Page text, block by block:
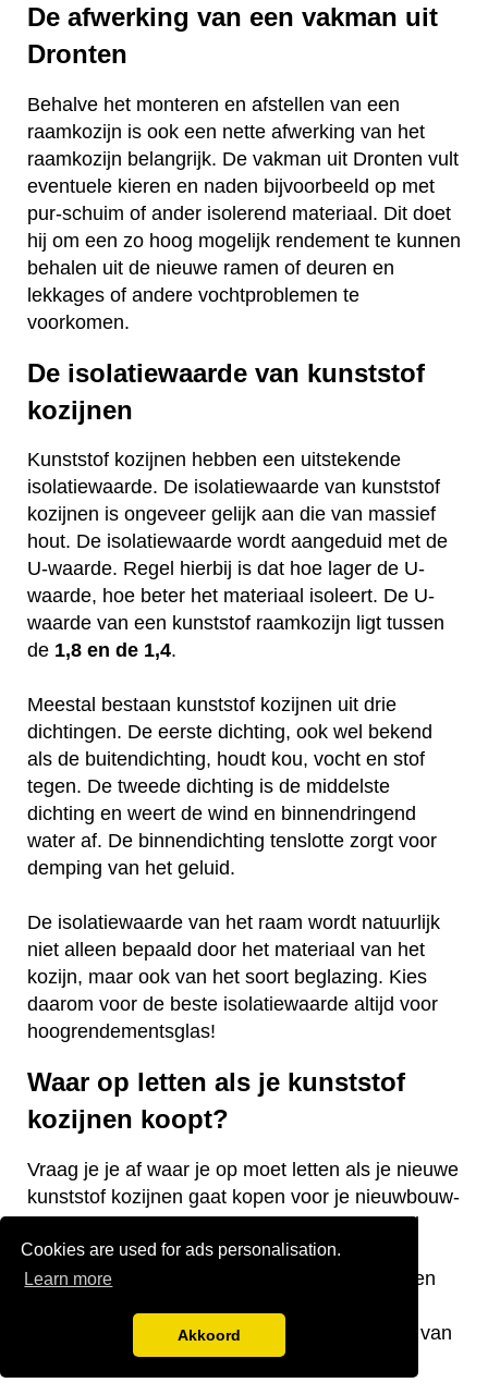
Cookies are used for ads personalisation.
Learn more
Akkoord
De afwerking van een vakman uit
Dronten
Behalve het monteren en afstellen van een
raamkozijn is ook een nette afwerking van het
raamkozijn belangrijk. De vakman uit Dronten vult
eventuele kieren en naden bijvoorbeeld op met
pur-schuim of ander isolerend materiaal. Dit doet
hij om een zo hoog mogelijk rendement te kunnen
behalen uit de nieuwe ramen of deuren en
lekkages of andere vochtproblemen te
voorkomen.
De isolatiewaarde van kunststof
kozijnen
Kunststof kozijnen hebben een uitstekende
isolatiewaarde. De isolatiewaarde van kunststof
kozijnen is ongeveer gelijk aan die van massief
hout. De isolatiewaarde wordt aangeduid met de
U-waarde. Regel hierbij is dat hoe lager de U-
waarde, hoe beter het materiaal isoleert. De U-
waarde van een kunststof raamkozijn ligt tussen
de 1,8 en de 1,4.
Meestal bestaan kunststof kozijnen uit drie
dichtingen. De eerste dichting, ook wel bekend
als de buitendichting, houdt kou, vocht en stof
tegen. De tweede dichting is de middelste
dichting en weert de wind en binnendringend
water af. De binnendichting tenslotte zorgt voor
demping van het geluid.
De isolatiewaarde van het raam wordt natuurlijk
niet alleen bepaald door het materiaal van het
kozijn, maar ook van het soort beglazing. Kies
daarom voor de beste isolatiewaarde altijd voor
hoogrendementsglas!
Waar op letten als je kunststof
kozijnen koopt?
Vraag je je af waar je op moet letten als je nieuwe
kunststof kozijnen gaat kopen voor je nieuwbouw-
of bestaande woning? Wij hebben een aantal
nuttige tips voor je! De keurmerken van de
kozijnen, welke isolatiewaarde je nodig hebt en
belangrijke aandachtspunten bij de aanschaf van
kunststof kozijnen.